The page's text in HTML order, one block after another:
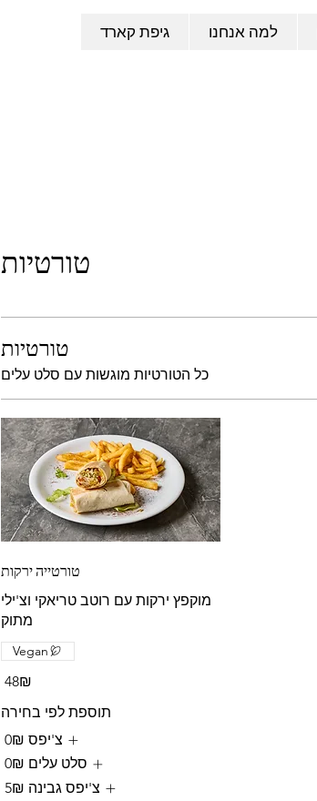
גיפת קארד למה אנחנו
טורטיות
טורטיות
כל הטורטיות מוגשות עם סלט עלים
טורטייה ירקות
מוקפץ ירקות עם רוטב טריאקי וצ'ילי
מתוק
‏48 ‏₪
Vegan
תוספת לפי בחירה
צ'יפס ‏0 ‏₪
סלט עלים ‏0 ‏₪
צ'יפס גבינה ‏5 ‏₪